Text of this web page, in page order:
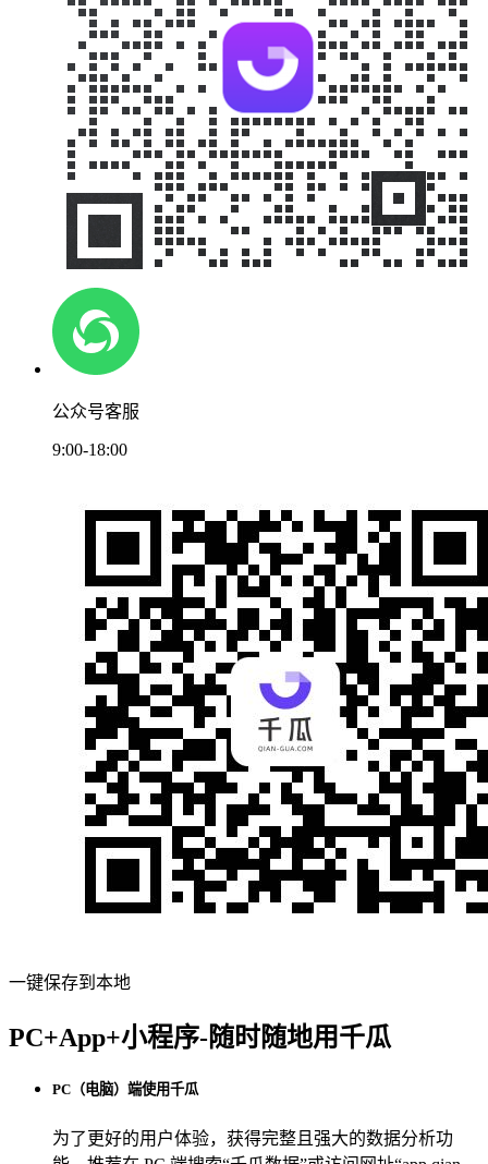
公众号客服
9:00-18:00
一键保存到本地
PC+App+小程序-随时随地用千瓜
PC（电脑）端使用千瓜
为了更好的用户体验，获得完整且强大的数据分析功